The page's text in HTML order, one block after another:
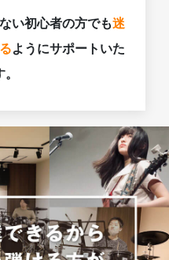
い初心者の方でも迷
ようにサポートいた